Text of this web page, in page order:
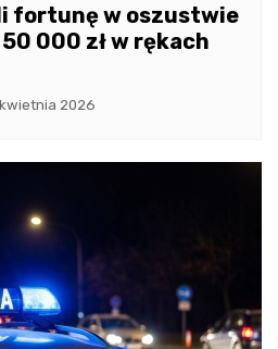
fortunę w oszustwie
000 zł w rękach
2026